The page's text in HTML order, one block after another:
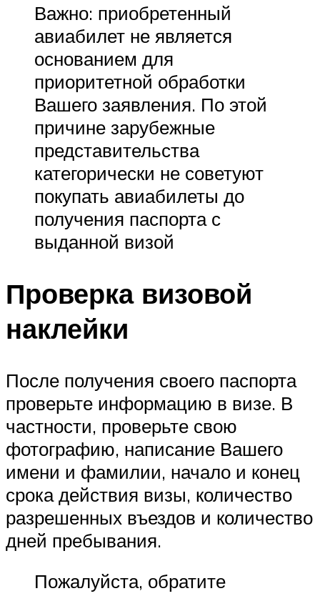
Важно: приобретенный
авиабилет не является
основанием для
приоритетной обработки
Вашего заявления. По этой
причине зарубежные
представительства
категорически не советуют
покупать авиабилеты до
получения паспорта с
выданной визой
Проверка визовой
наклейки
После получения своего паспорта
проверьте информацию в визе. В
частности, проверьте свою
фотографию, написание Вашего
имени и фамилии, начало и конец
срока действия визы, количество
разрешенных въездов и количество
дней пребывания.
Пожалуйста, обратите